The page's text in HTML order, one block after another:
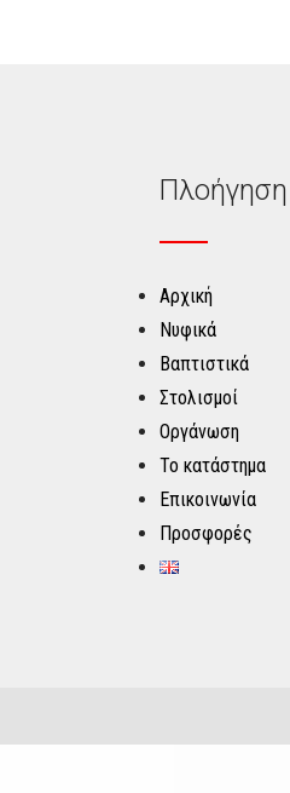
Πλοήγηση
Αρχική
Νυφικά
Βαπτιστικά
Στολισμοί
Οργάνωση
Το κατάστημα
Επικοινωνία
Προσφορές